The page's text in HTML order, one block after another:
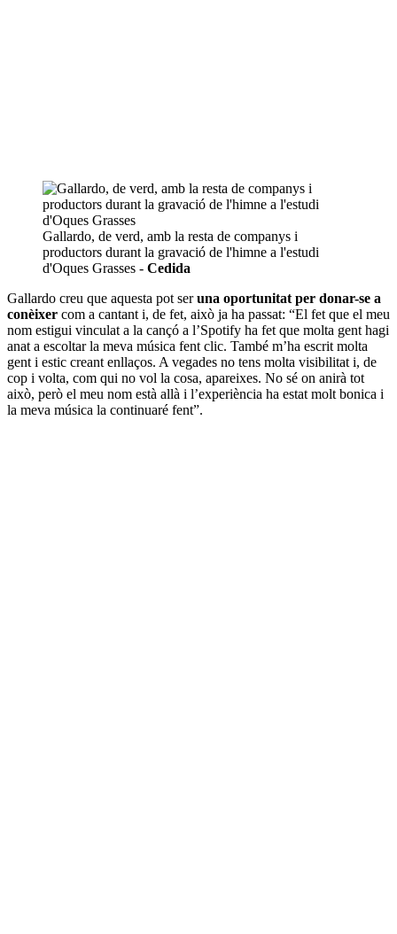
Gallardo, de verd, amb la resta de companys i
productors durant la gravació de l'himne a l'estudi
d'Oques Grasses - Cedida
Gallardo creu que aquesta pot seruna oportunitat per donar-se a
conèixer com a cantant i, de fet, això ja ha passat: “El fet que el meu
nom estigui vinculat a la cançó a l’Spotify ha fet que molta gent hagi
anat a escoltar la meva música fent clic. També m’ha escrit molta
gent i estic creant enllaços. A vegades no tens molta visibilitat i, de
cop i volta, com qui no vol la cosa, apareixes. No sé on anirà tot
això, però el meu nom està allà i l’experiència ha estat molt bonica i
la meva música la continuaré fent”.